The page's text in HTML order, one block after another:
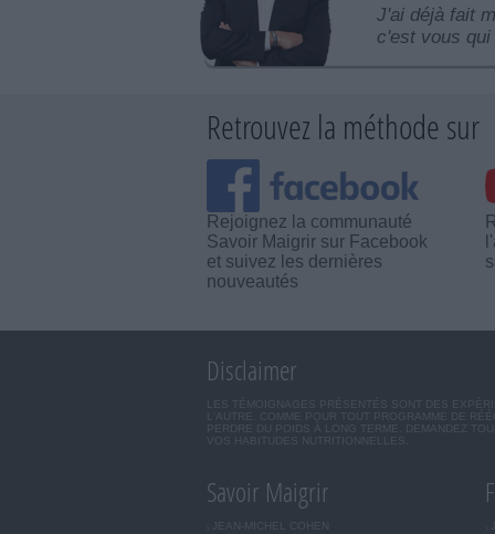
J'ai déjà fait
c'est vous
Retrouvez la méthode sur
Rejoignez la communauté
Savoir Maigrir sur Facebook
et suivez les dernières
nouveautés
Disclaimer
LES TÉMOIGNAGES PRÉSENTÉS SONT DES
L'AUTRE. COMME POUR TOUT PROGRAMME DE
PERDRE DU POIDS À LONG TERME. DEMANDEZ
VOS HABITUDES NUTRITIONNELLES.
Savoir Maigrir
JEAN-MICHEL COHEN